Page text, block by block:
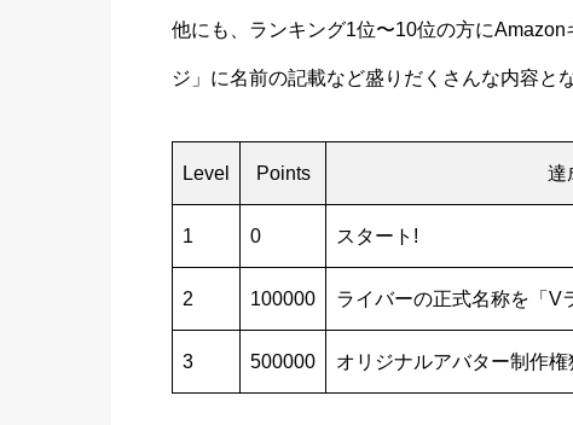
他にも、ランキング1位〜10位の方に
ジ」に名前の記載など盛りだくさんな内容と
Level Points 達
1 0 スタート!
2 100000 ライバーの正式名称を「V
3 500000 オリジナルアバター制作権